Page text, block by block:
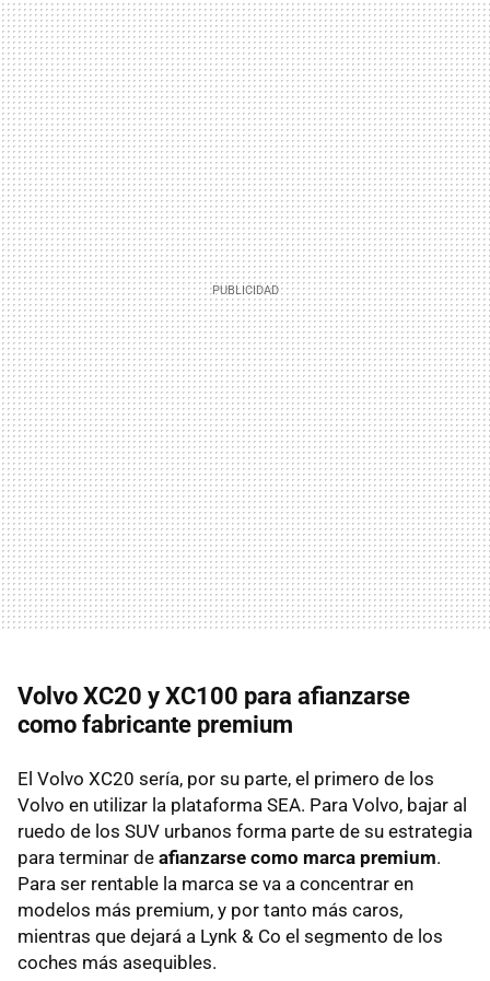
Volvo XC20 y XC100 para afianzarse
como fabricante premium
El Volvo XC20 sería, por su parte, el primero de los
Volvo en utilizar la plataforma SEA. Para Volvo, bajar al
ruedo de los SUV urbanos forma parte de su estrategia
para terminar de afianzarse como marca premium.
Para ser rentable la marca se va a concentrar en
modelos más premium, y por tanto más caros,
mientras que dejará a Lynk & Co el segmento de los
coches más asequibles.